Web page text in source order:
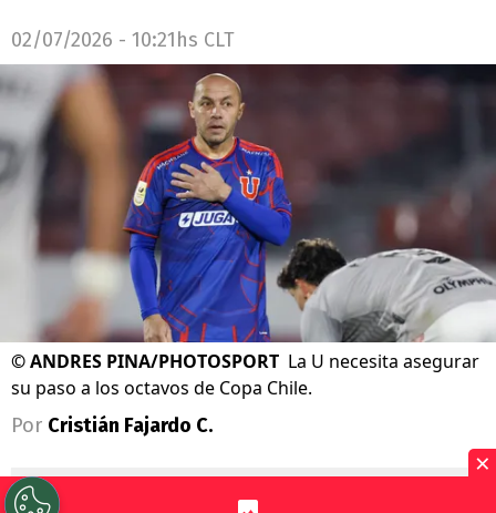
02/07/2026 - 10:21hs CLT
©ANDRES PINA/PHOTOSPORT La U necesita asegurar
su paso a los octavos de Copa Chile.
Por Cristián Fajardo C.
×